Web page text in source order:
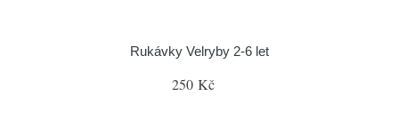
Rukávky Velryby 2-6 let
250 Kč